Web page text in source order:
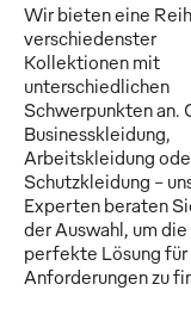
Wir bieten eine
verschiedenster
Kollektionen mit
unterschiedlichen
Schwerpunkten an.
Businesskleidung,
Arbeitskleidung
Schutzkleidung -
Experten beraten
der Auswahl, um die
perfekte Lösung für
Anforderungen zu